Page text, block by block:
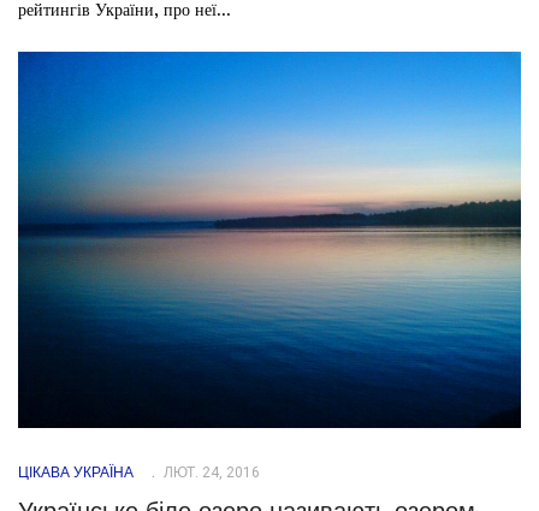
рейтингів України, про неї...
ЦІКАВА УКРАЇНА ЛЮТ. 24, 2016